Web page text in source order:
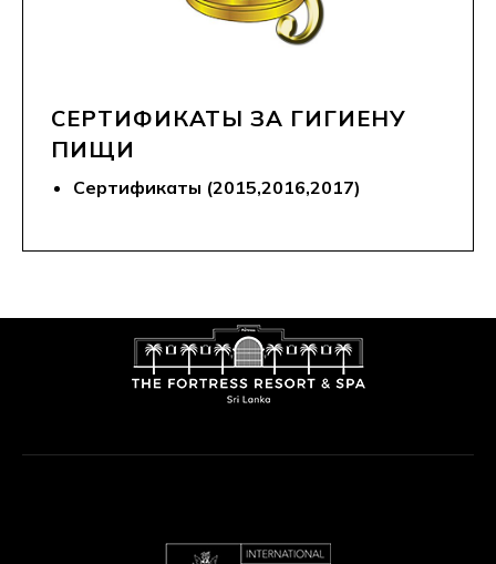
СЕРТИФИКАТЫ ЗА ГИГИЕНУ
ПИЩИ
Сертификаты (2015,2016,2017)